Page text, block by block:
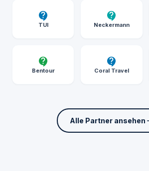
TUI Neckermann
Bentour Coral Travel
Alle Partner ansehen